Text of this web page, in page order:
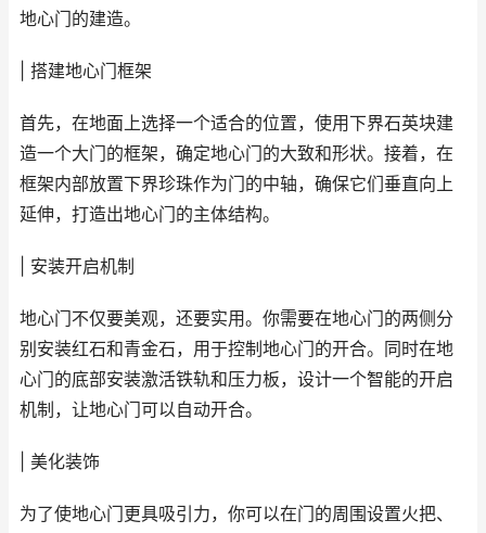
地心门的建造。
| 搭建地心门框架
首先，在地面上选择一个适合的位置，使用下界石英块建
造一个大门的框架，确定地心门的大致和形状。接着，在
框架内部放置下界珍珠作为门的中轴，确保它们垂直向上
延伸，打造出地心门的主体结构。
| 安装开启机制
地心门不仅要美观，还要实用。你需要在地心门的两侧分
别安装红石和青金石，用于控制地心门的开合。同时在地
心门的底部安装激活铁轨和压力板，设计一个智能的开启
机制，让地心门可以自动开合。
| 美化装饰
为了使地心门更具吸引力，你可以在门的周围设置火把、